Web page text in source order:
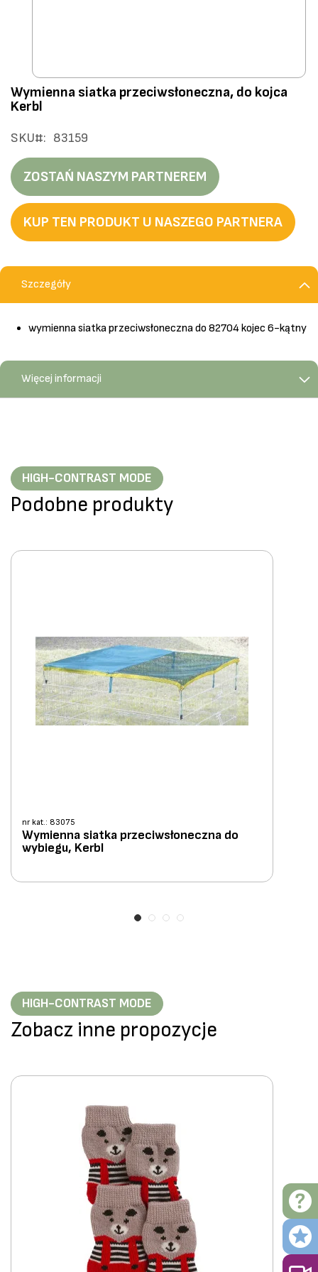
Przejdź
na
galerii
Wymienna siatka przeciwsłoneczna, do kojca
Kerbl
SKU 83159
ZOSTAŃ NASZYM PARTNEREM
KUP TEN PRODUKT U NASZEGO PARTNERA
Szczegóły
wymienna siatka przeciwsłoneczna do 82704 kojec 6-kątny
Więcej informacji
HIGH-CONTRAST MODE
Podobne produkty
nr kat.: 83075
Wymienna siatka przeciwsłoneczna do
wybiegu, Kerbl
HIGH-CONTRAST MODE
Zobacz inne propozycje